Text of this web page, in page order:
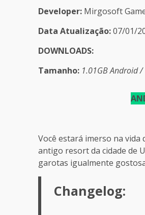
Developer: Mirgosoft
Data Atualização:07/01/
DOWNLOADS:
Tamanho: 1.01GBAndroid /
Você estará imerso na
antigo resort da cidade de
garotas igualmente
Changelog: